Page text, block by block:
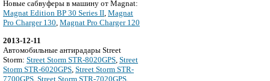
Новые сабвуферы в машину от Magnat:
Magnat Edition BP 30 Series II, Magnat
Pro Charger 130, Magnat Pro Charger 120
2013-12-11
Автомобильные антирадары Street
Storm: Street Storm STR-8020GPS Street
Storm STR-6020GPS Street Storm STR-
7700GPS Street Storm STR-7020GPS